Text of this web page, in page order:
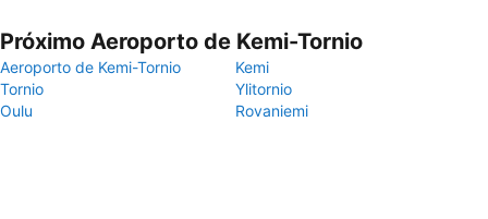
Próximo Aeroporto de Kemi-Tornio
Aeroporto de Kemi-Tornio
Kemi
Tornio
Ylitornio
Oulu
Rovaniemi